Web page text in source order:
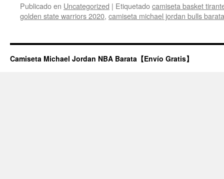
Publicado en Uncategorized | Etiquetadocamiseta basket
golden state warriors 2020, camiseta michael jordan bulls barata
Camiseta Michael Jordan NBA Barata【Envío Gratis】